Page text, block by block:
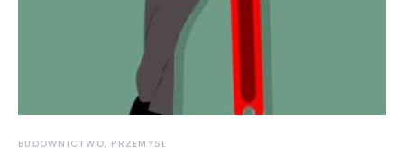
BUDOWNICTWO, PRZEMYSŁ